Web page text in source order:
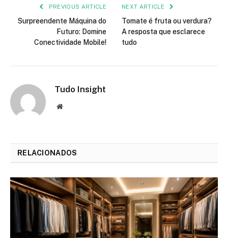
PREVIOUS ARTICLE
Surpreendente Máquina do
Futuro: Domine
Conectividade Mobile!
NEXT ARTICLE
Tomate é fruta ou verdura?
A resposta que esclarece
tudo
Tudo Insight
Website
RELACIONADOS